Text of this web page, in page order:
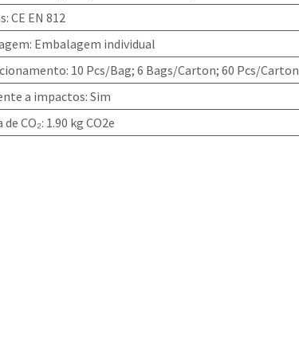
: CE EN 812
: Embalagem individual
: 10 Pcs/Bag; 6 Bags/Carton; 60 Pcs/Carton
a impactos: Sim
de CO₂: 1.90 kg CO2e